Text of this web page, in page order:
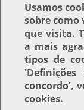
Usamos
sobre como
que visita.
a mais
tipos de
'Definições
concordo',
cookies.